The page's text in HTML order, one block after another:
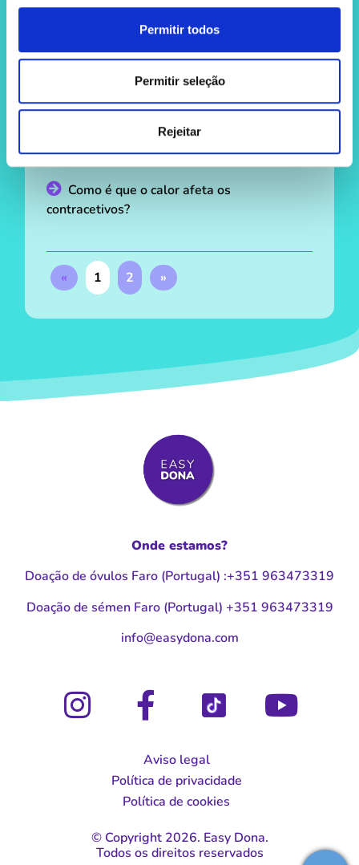
Permitir todos
Permitir seleção
Rejeitar
Tudo o que precisas de saber
garantir a sua eficácia
Se doar óvulos, os filhos são meus? Mitos
e verdades que deves conhecer
Doar óvulos engorda? Ou é realmente
um mito?
Como é que o calor afeta os
contracetivos?
« 1 2 »
Onde estamos?
Doação de óvulos Faro (Portugal) :+351 963473319
Doação de sémen Faro (Portugal) +351 963473319
moc.anodysae@ofni
Aviso legal
Política de privacidade
Política de cookies
© Copyright 2026. Easy Dona.
Todos os direitos reservados